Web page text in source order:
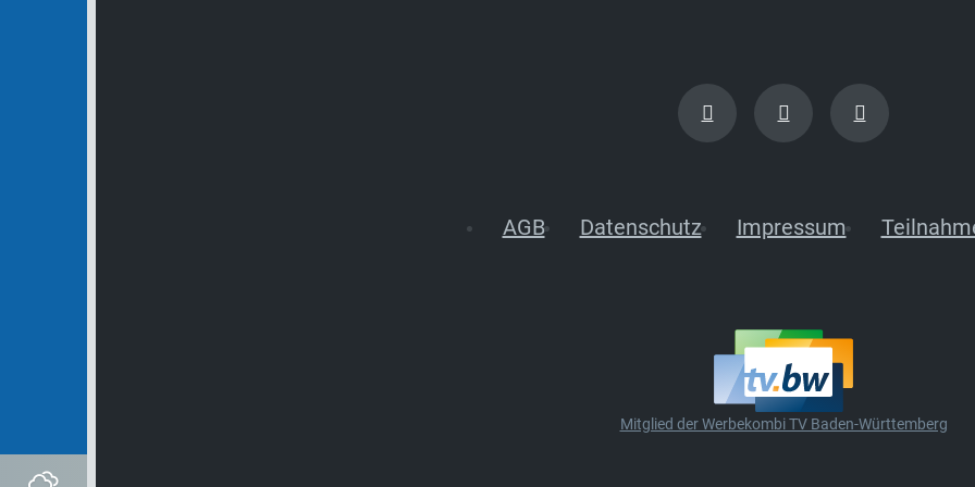
AGB Datenschutz Impressum
Mitglied der Werbekombi TV Baden-Württemberg